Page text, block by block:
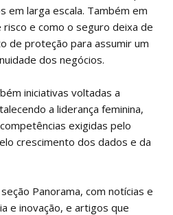
em larga escala. Também em
e como o seguro deixa de
de proteção para assumir um
dos negócios.
iniciativas voltadas a
a liderança feminina,
exigidas pelo
crescimento dos dados e da
Panorama, com notícias e
e inovação, e artigos que